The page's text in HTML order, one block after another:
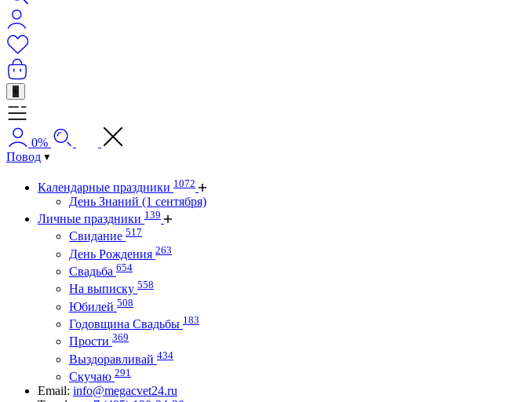
+
0%
Повод
Календарные праздники 1072
День Знаний (1 сентября)
Личные праздники 139
Свидание 517
День Рождения 263
Свадьба 654
На выписку 558
Юбилей 508
Годовщина Свадьбы 183
Прости 369
Выздоравливай 434
Скучаю 291
Email: info@megacvet24.ru